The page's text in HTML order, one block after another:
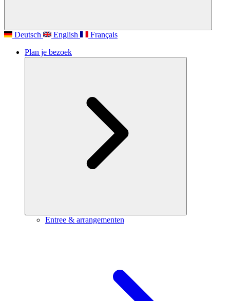
Deutsch English
Français
Plan je bezoek
Entree & arrangementen